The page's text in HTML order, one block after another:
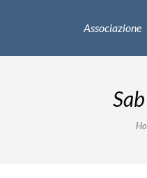
Associazione